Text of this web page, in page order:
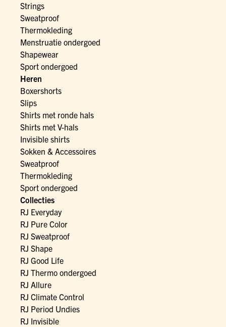
Strings
Sweatproof
Thermokleding
Menstruatie ondergoed
Shapewear
Sport ondergoed
Heren
Boxershorts
Slips
Shirts met ronde hals
Shirts met V-hals
Invisible shirts
Sokken & Accessoires
Sweatproof
Thermokleding
Sport ondergoed
Collecties
RJ Everyday
RJ Pure Color
RJ Sweatproof
RJ Shape
RJ Good Life
RJ Thermo ondergoed
RJ Allure
RJ Climate Control
RJ Period Undies
RJ Invisible